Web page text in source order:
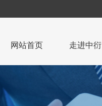
网站首页 走进中衍